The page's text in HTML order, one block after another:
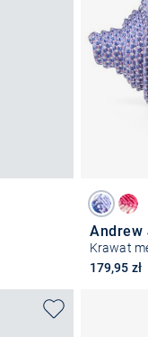
Andrew
179,95 zł